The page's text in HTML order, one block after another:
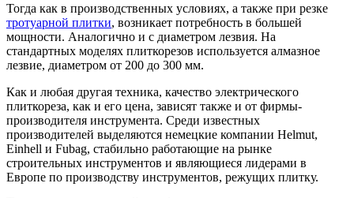
Тогда как в производственных условиях, а также при резке
тротуарной плитки, возникает потребность в большей
мощности. Аналогично и с диаметром лезвия. На
стандартных моделях плиткорезов используется алмазное
лезвие, диаметром от 200 до 300 мм.
Как и любая другая техника, качество электрического
плиткореза, как и его цена, зависят также и от фирмы-
производителя инструмента. Среди известных
производителей выделяются немецкие компании Helmut,
Einhell и Fubag, стабильно работающие на рынке
строительных инструментов и являющиеся лидерами в
Европе по производству инструментов, режущих плитку.